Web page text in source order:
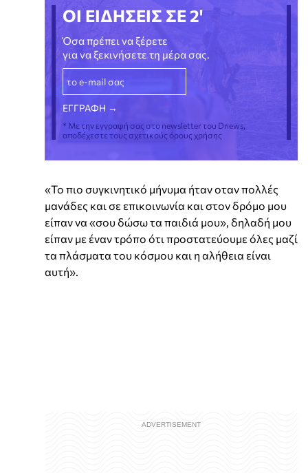
ΟΙ ΕΙΔΗΣΕΙΣ ΣΕ 2'
Όσα πρέπει να ξέρετε
για να ξεκινήσετε τη μέρα σας.
* Με την εγγραφή σας στο newsletter του Dnews,
αποδέχεστε τους σχετικούς όρους χρήσης
«Το πιο συγκινητικό μήνυμα ήταν οταν πολλές
μανάδες και σε επικοινωνία και στον δρόμο μου
είπαν να «σου δώσω τα παιδιά μου», δηλαδή μου
είπαν με έναν τρόπο ότι προστατεύουμε όλες μαζί
τα πλάσματα του κόσμου και η αλήθεια είναι
αυτή».